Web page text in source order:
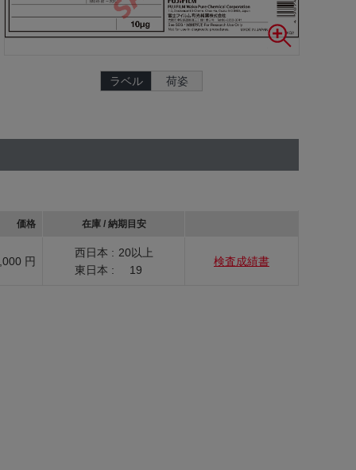
ラベル 荷姿
価格 在庫 / 納期目安
円
西日本 : 20以上
東日本 :
19
検査成績書